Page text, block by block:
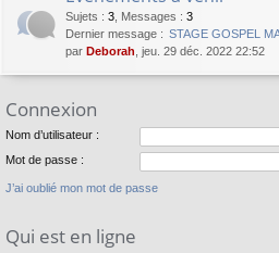
Sujets : 3 Messages : 3
Dernier message : STAGE GOSPEL
par Deborah , jeu. 29 déc. 2022 22:52
Connexion
Nom d’utilisateur :
Mot de passe :
J’ai oublié mon mot de passe
Qui est en ligne